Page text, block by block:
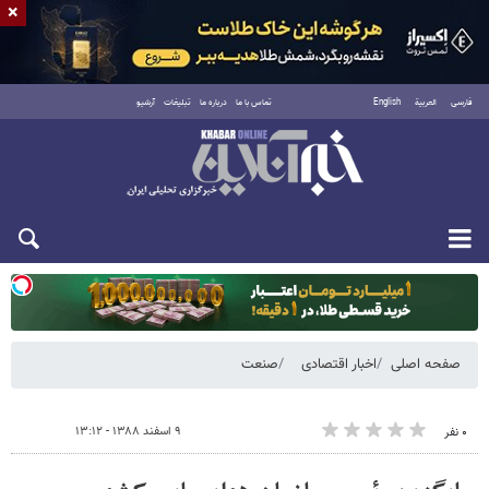
فارسی العربية English تماس با ما درباره ما تبلیغات آرشیو
دوشنبه ۱۹ مرداد ۱۴۰۵
صفحه اصلی اخبار اقتصادی صنعت
۰ نفر ۹ اسفند ۱۳۸۸ - ۱۳:۱۲
×